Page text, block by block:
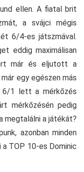
ellen. A fiatal brit
a svájci mégis
6/4-es játszmával.
eddig maximálisan
már és eljutott a
egy egészen más
6/1 lett a mérkőzés
mérkőzésén pedig
megtalálni a játékát?
azonban minden
TOP 10-es Dominic